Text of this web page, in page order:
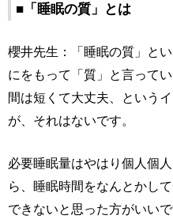
■「睡眠の質」とは
櫻井先生：「睡眠の質」と
にをもって「質」と言って
間は短くて大丈夫、という
が、それはないです。
必要睡眠量はやはり個人個
ら、睡眠時間をなんとかし
できないと思った方がいいで